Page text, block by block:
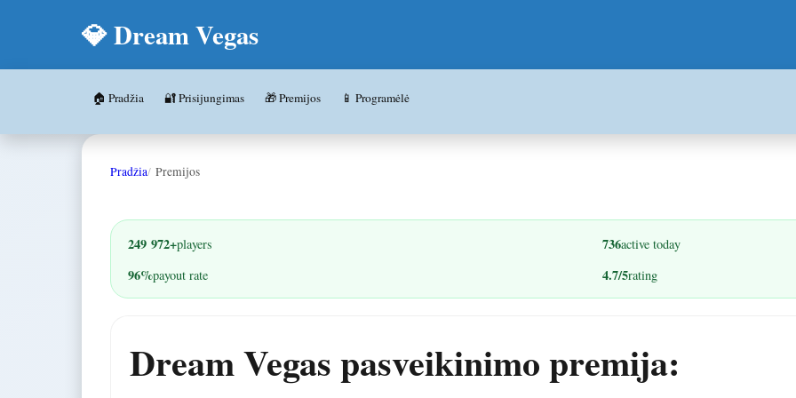
💎 Dream Vegas
🏠 Pradžia 🔐 Prisijungimas 🎁 Premijos 📱 Programėlė
Pradžia Premijos
249 972+players 736active today
96%payout rate 4.7/5rating
Dream Vegas pasveikinimo premija: